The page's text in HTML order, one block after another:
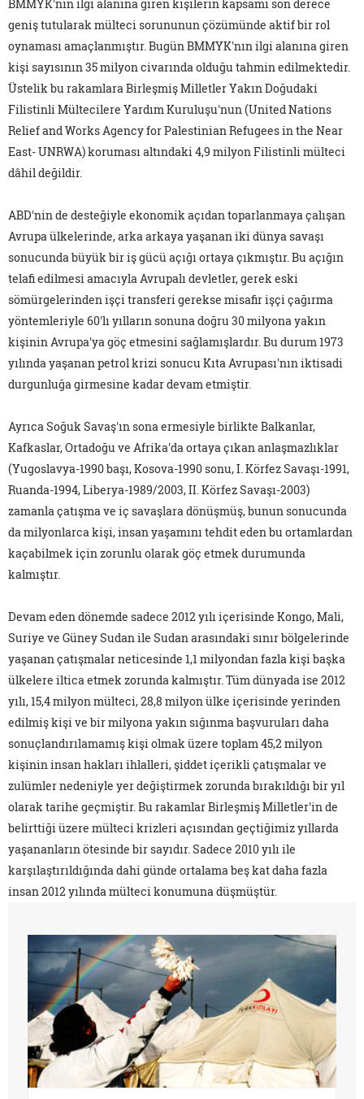
BMMYK'nın ilgi alanına giren kişilerin kapsamı son derece
geniş tutularak mülteci sorununun çözümünde aktif bir rol
oynaması amaçlanmıştır. Bugün BMMYK'nın ilgi alanına giren
kişi sayısının 35 milyon civarında olduğu tahmin edilmektedir.
Üstelik bu rakamlara Birleşmiş Milletler Yakın Doğudaki
Filistinli Mültecilere Yardım Kuruluşu'nun (United Nations
Relief and Works Agency for Palestinian Refugees in the Near
East- UNRWA) koruması altındaki 4,9 milyon Filistinli mülteci
dâhil değildir.
ABD'nin de desteğiyle ekonomik açıdan toparlanmaya çalışan
Avrupa ülkelerinde, arka arkaya yaşanan iki dünya savaşı
sonucunda büyük bir iş gücü açığı ortaya çıkmıştır. Bu açığın
telafi edilmesi amacıyla Avrupalı devletler, gerek eski
sömürgelerinden işçi transferi gerekse misafir işçi çağırma
yöntemleriyle 60'lı yılların sonuna doğru 30 milyona yakın
kişinin Avrupa'ya göç etmesini sağlamışlardır. Bu durum 1973
yılında yaşanan petrol krizi sonucu Kıta Avrupası'nın iktisadi
durgunluğa girmesine kadar devam etmiştir.
Ayrıca Soğuk Savaş'ın sona ermesiyle birlikte Balkanlar,
Kafkaslar, Ortadoğu ve Afrika'da ortaya çıkan anlaşmazlıklar
(Yugoslavya-1990 başı, Kosova-1990 sonu, I. Körfez Savaşı-1991,
Ruanda-1994, Liberya-1989/2003, II. Körfez Savaşı-2003)
zamanla çatışma ve iç savaşlara dönüşmüş, bunun sonucunda
da milyonlarca kişi, insan yaşamını tehdit eden bu ortamlardan
kaçabilmek için zorunlu olarak göç etmek durumunda
kalmıştır.
Devam eden dönemde sadece 2012 yılı içerisinde Kongo, Mali,
Suriye ve Güney Sudan ile Sudan arasındaki sınır bölgelerinde
yaşanan çatışmalar neticesinde 1,1 milyondan fazla kişi başka
ülkelere iltica etmek zorunda kalmıştır. Tüm dünyada ise 2012
yılı, 15,4 milyon mülteci, 28,8 milyon ülke içerisinde yerinden
edilmiş kişi ve bir milyona yakın sığınma başvuruları daha
sonuçlandırılamamış kişi olmak üzere toplam 45,2 milyon
kişinin insan hakları ihlalleri, şiddet içerikli çatışmalar ve
zulümler nedeniyle yer değiştirmek zorunda bırakıldığı bir yıl
olarak tarihe geçmiştir. Bu rakamlar Birleşmiş Milletler'in de
belirttiği üzere mülteci krizleri açısından geçtiğimiz yıllarda
yaşananların ötesinde bir sayıdır. Sadece 2010 yılı ile
karşılaştırıldığında dahi günde ortalama beş kat daha fazla
insan 2012 yılında mülteci konumuna düşmüştür.